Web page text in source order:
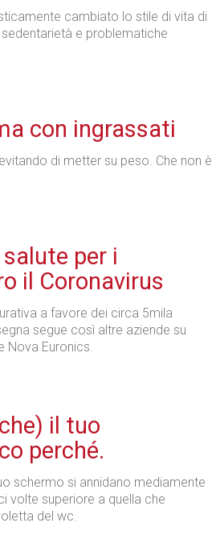
cambiato lo stile di vita di
e problematiche
con ingrassati
di metter su peso. Che non è
per i
il Coronavirus
a favore dei circa 5mila
segue così altre aziende su
Nova Euronics.
il tuo
perché.
schermo si annidano mediamente
volte superiore a quella che
del wc.